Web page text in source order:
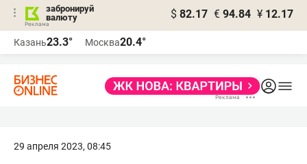
забронируй
валюту
$ 82.17 € 94.84 ¥ 12.17
Казань23.3° Москва20.4°
29 апреля 2023, 08:45